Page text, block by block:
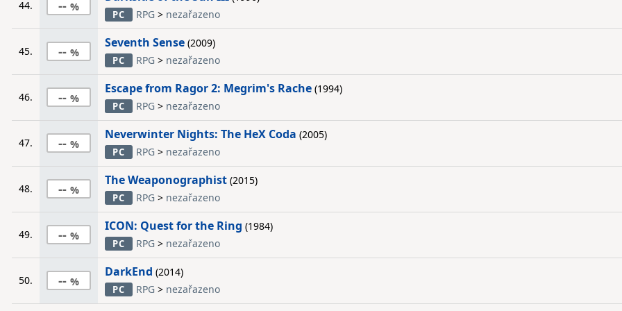
44. --
PC RPG > nezařazeno
45. --
Seventh Sense (2009)
PC RPG > nezařazeno
46. --
Escape from Ragor 2: Megrim's Rache (1994)
PC RPG > nezařazeno
47. --
Neverwinter Nights: The HeX Coda (2005)
PC RPG > nezařazeno
48. --
The Weaponographist (2015)
PC RPG > nezařazeno
49. --
ICON: Quest for the Ring (1984)
PC RPG > nezařazeno
50. --
DarkEnd (2014)
PC RPG > nezařazeno